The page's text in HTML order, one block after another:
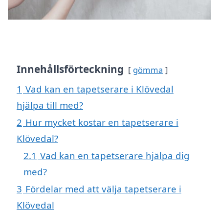
Innehållsförteckning gömma
1 Vad kan en tapetserare i Klövedal
hjälpa till med?
2 Hur mycket kostar en tapetserare i
Klövedal?
2.1 Vad kan en tapetserare hjälpa dig
med?
3 Fördelar med att välja tapetserare i
Klövedal